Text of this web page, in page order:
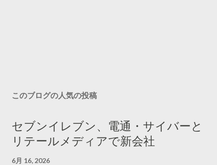
このブログの人気の投稿
セブンイレブン、電通・サイバーと
リテールメディアで新会社
6月 16, 2026